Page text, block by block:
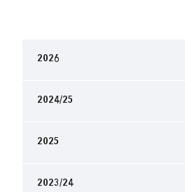
2026
2024/25
2025
2023/24